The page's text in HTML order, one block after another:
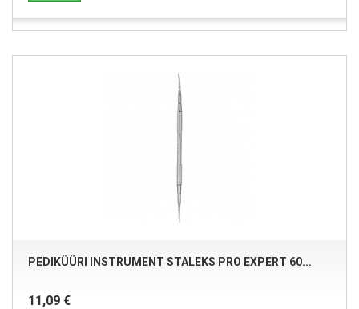
PEDIKÜÜRI INSTRUMENT STALEKS PRO EXPERT 60...
11,09 €